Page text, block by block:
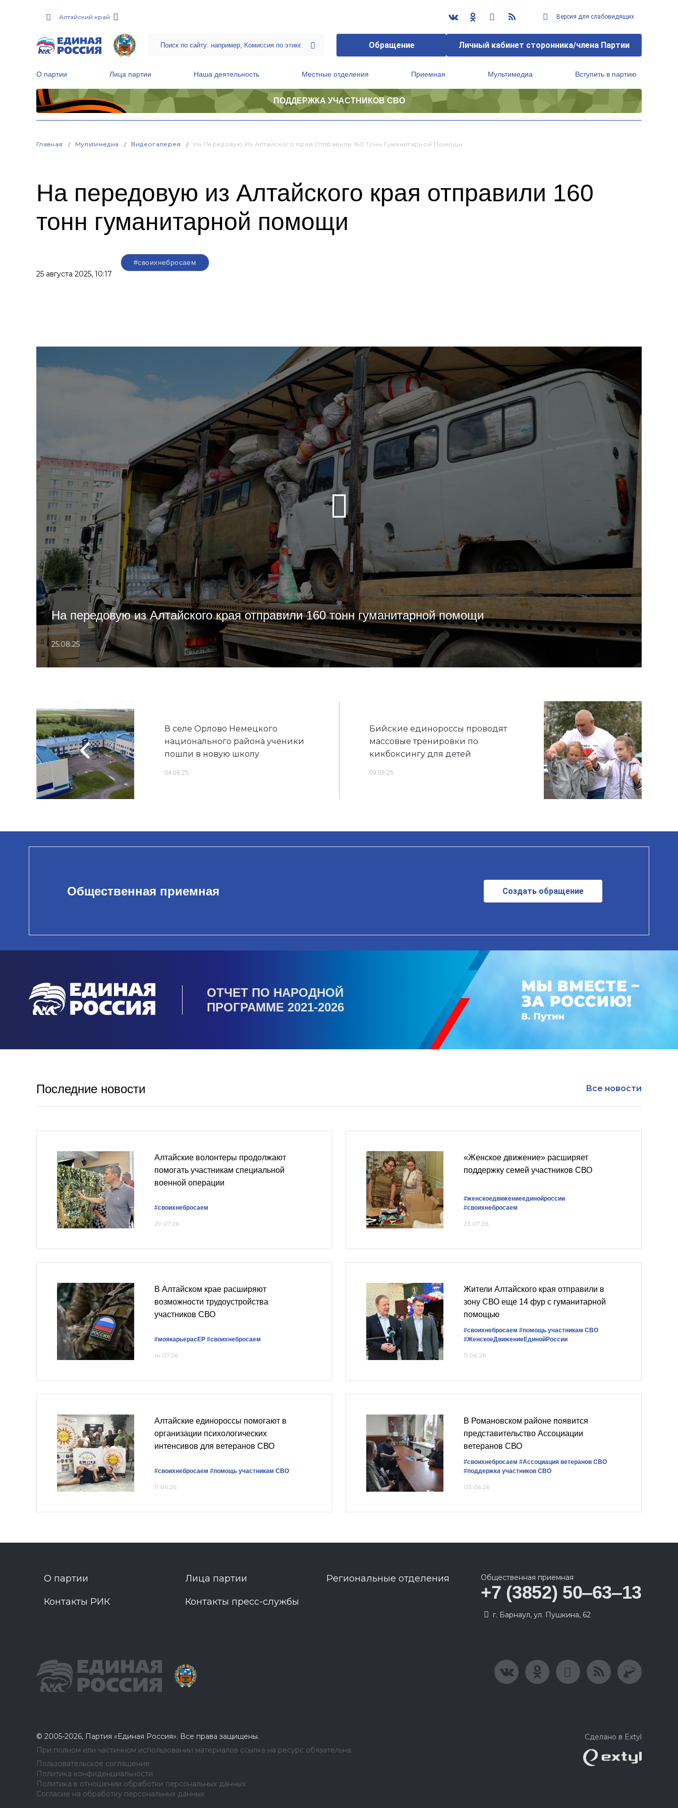
Алтайский край Версия для слабовидящих
Обращение Личный кабинет сторонника/члена Партии
О партии Лица партии Наша деятельность Местные отделения Приемная Мультимедиа Вступить в партию
ПОДДЕРЖКА УЧАСТНИКОВ СВО
Главная Мультимедиа Видеогалерея На Передовую Из Алтайского Края Отправили 160 Тонн Гуманитарной Помощи
На передовую из Алтайского края отправили 160
тонн гуманитарной помощи
25 августа 2025, 10:17
#своихнебросаем
На передовую из Алтайского края отправили 160 тонн гуманитарной помощи
25.08.25
В селе Орлово Немецкого
национального района ученики
пошли в новую школу
04.09.25
Бийские единороссы проводят
массовые тренировки по
кикбоксингу для детей
09.08.25
Общественная приемная Создать обращение
ОТЧЕТ ПО НАРОДНОЙ
ПРОГРАММЕ 2021-2026
Последние новости Все новости
Алтайские волонтеры продолжают
помогать участникам специальной
военной операции
#своихнебросаем
29.07.26
«Женское движение» расширяет
поддержку семей участников СВО
#женскоедвижениеединойроссии
#своихнебросаем
23.07.26
В Алтайском крае расширяют
возможности трудоустройства
участников СВО
#моякарьерасЕР #своихнебросаем
14.07.26
Жители Алтайского края отправили в
зону СВО еще 14 фур с гуманитарной
помощью
#своихнебросаем #помощь участникам СВО
#ЖенскоеДвижениеЕдинойРоссии
11.06.26
Алтайские единороссы помогают в
организации психологических
интенсивов для ветеранов СВО
#своихнебросаем #помощь участникам СВО
11.06.26
В Романовском районе появится
представительство Ассоциации
ветеранов СВО
#своихнебросаем #Ассоциация ветеранов СВО
#поддержка участников СВО
03.06.26
О партии Лица партии Региональные отделения
Контакты РИК Контакты пресс-службы
Общественная приемная
+7 (3852) 50‒63‒13
г. Барнаул, ул. Пушкина, 62
© 2005-2026, Партия «Единая Россия». Все права защищены.
При полном или частичном использовании материалов ссылка на ресурс обязательна.
Пользовательское соглашение
Политика конфиденциальности
Политика в отношении обработки персональных данных
Согласие на обработку персональных данных
Сделано в Extyl